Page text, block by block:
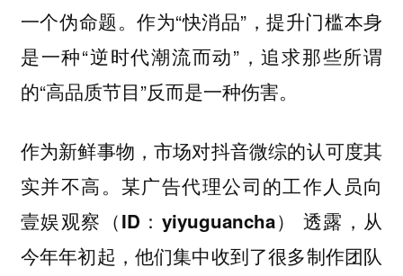
一个伪命题。作为“快消品”，提升门槛本身
是一种“逆时代潮流而动”，追求那些所谓
的“高品质节目”反而是一种伤害。
作为新鲜事物，市场对抖音微综的认可度其
实并不高。某广告代理公司的工作人员向
壹娱观察（ID：yiyuguancha） 透露， 从
今年年初起，他们集中收到了很多制作团队